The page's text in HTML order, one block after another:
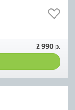
2 990 р.